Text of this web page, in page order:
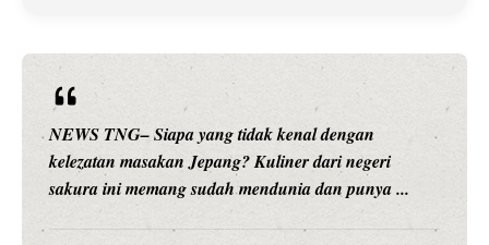
NEWS TNG– Siapa sangka, dua nama besar di dunia
hiburan, Nunung Srimulat dan Vicky Prasetyo, kini
merambah dunia kuliner dengan ...